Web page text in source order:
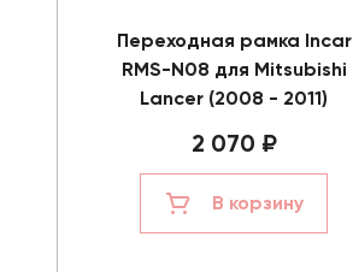
Переходная рамка Incar
RMS-N08 для Mitsubishi
Lancer (2008 - 2011)
2 070 ₽
В корзину